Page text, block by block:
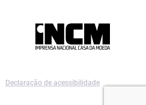
Declaração de acessibilidade